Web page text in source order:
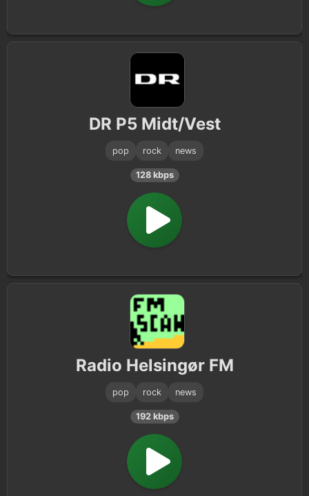
DR P5 Midt/Vest
pop rock news
128 kbps
Radio Helsingør FM
pop rock news
192 kbps